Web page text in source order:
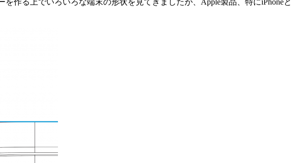
作る上でいろいろな端末の形状を見てきましたが、Apple製品、特にiPhoneと